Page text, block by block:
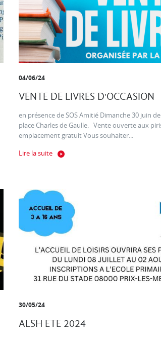
04/06/24
VENTE DE LIVRES D'OCCASION
en présence de SOS Amitié Dimanche 30 juin
place Charles de Gaulle. Vente ouverte aux
emplacement gratuit Vous souhaiter...
Lire la suite
30/05/24
ALSH ETE 2024